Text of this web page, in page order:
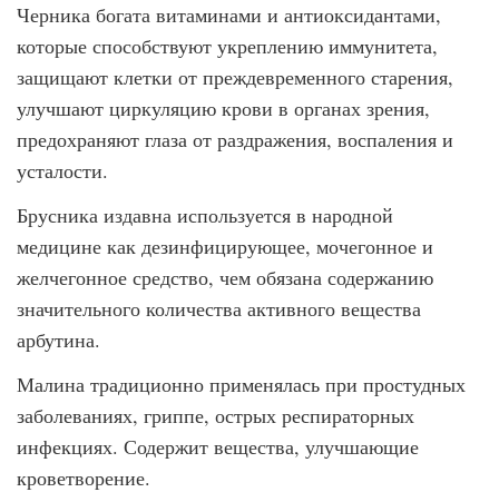
Черника богата витаминами и антиоксидантами,
которые способствуют укреплению иммунитета,
защищают клетки от преждевременного старения,
улучшают циркуляцию крови в органах зрения,
предохраняют глаза от раздражения, воспаления и
усталости.
Брусника издавна используется в народной
медицине как дезинфицирующее, мочегонное и
желчегонное средство, чем обязана содержанию
значительного количества активного вещества
арбутина.
Малина традиционно применялась при простудных
заболеваниях, гриппе, острых респираторных
инфекциях. Содержит вещества, улучшающие
кроветворение.